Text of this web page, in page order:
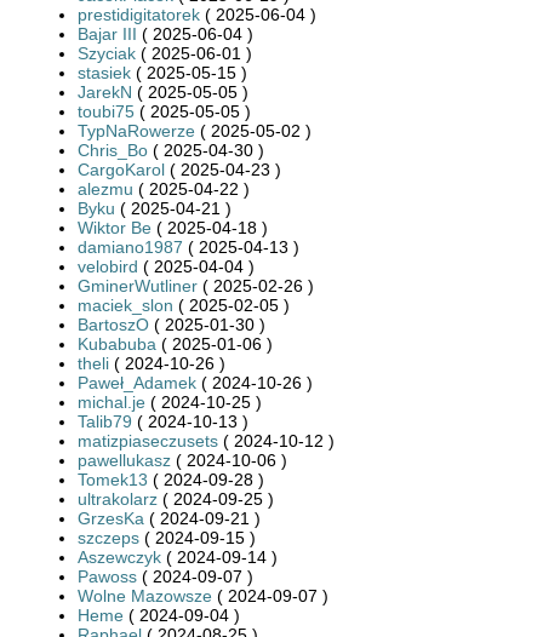
prestidigitatorek ( 2025-06-04 )
Bajar III ( 2025-06-04 )
Szyciak ( 2025-06-01 )
stasiek ( 2025-05-15 )
JarekN ( 2025-05-05 )
toubi75 ( 2025-05-05 )
TypNaRowerze ( 2025-05-02 )
Chris_Bo ( 2025-04-30 )
CargoKarol ( 2025-04-23 )
alezmu ( 2025-04-22 )
Byku ( 2025-04-21 )
Wiktor Be ( 2025-04-18 )
damiano1987 ( 2025-04-13 )
velobird ( 2025-04-04 )
GminerWutliner ( 2025-02-26 )
maciek_slon ( 2025-02-05 )
BartoszO ( 2025-01-30 )
Kubabuba ( 2025-01-06 )
theli ( 2024-10-26 )
Paweł_Adamek ( 2024-10-26 )
michal.je ( 2024-10-25 )
Talib79 ( 2024-10-13 )
matizpiaseczusets ( 2024-10-12 )
pawellukasz ( 2024-10-06 )
Tomek13 ( 2024-09-28 )
ultrakolarz ( 2024-09-25 )
GrzesKa ( 2024-09-21 )
szczeps ( 2024-09-15 )
Aszewczyk ( 2024-09-14 )
Pawoss ( 2024-09-07 )
Wolne Mazowsze ( 2024-09-07 )
Heme ( 2024-09-04 )